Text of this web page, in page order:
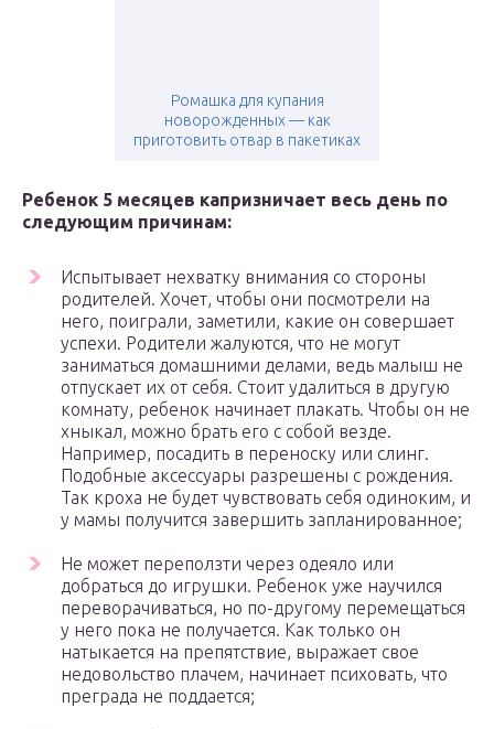
Ромашка для купания
новорожденных — как
приготовить отвар в пакетиках
Ребенок 5 месяцев капризничает весь день по
следующим причинам:
Испытывает нехватку внимания со стороны
родителей. Хочет, чтобы они посмотрели на
него, поиграли, заметили, какие он совершает
успехи. Родители жалуются, что не могут
заниматься домашними делами, ведь малыш не
отпускает их от себя. Стоит удалиться в другую
комнату, ребенок начинает плакать. Чтобы он не
хныкал, можно брать его с собой везде.
Например, посадить в переноску или слинг.
Подобные аксессуары разрешены с рождения.
Так кроха не будет чувствовать себя одиноким, и
у мамы получится завершить запланированное;
Не может переползти через одеяло или
добраться до игрушки. Ребенок уже научился
переворачиваться, но по-другому перемещаться
у него пока не получается. Как только он
натыкается на препятствие, выражает свое
недовольство плачем, начинает психовать, что
преграда не поддается;